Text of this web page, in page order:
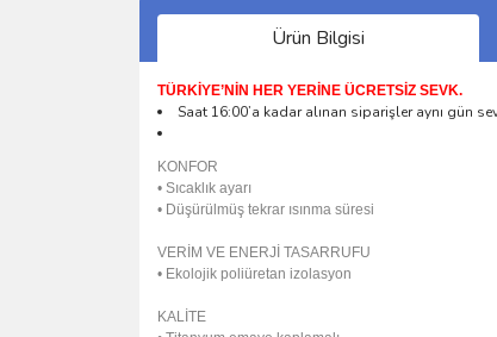
Ürün Bilgisi
TÜRKİYE’NİN HER YERİNE ÜCRETSİZ SEVK.
Saat 16:00’a kadar alınan siparişler aynı gün
KONFOR
• Sıcaklık ayarı
• Düşürülmüş tekrar ısınma süresi
VERİM VE ENERJİ TASARRUFU
• Ekolojik poliüretan izolasyon
KALİTE